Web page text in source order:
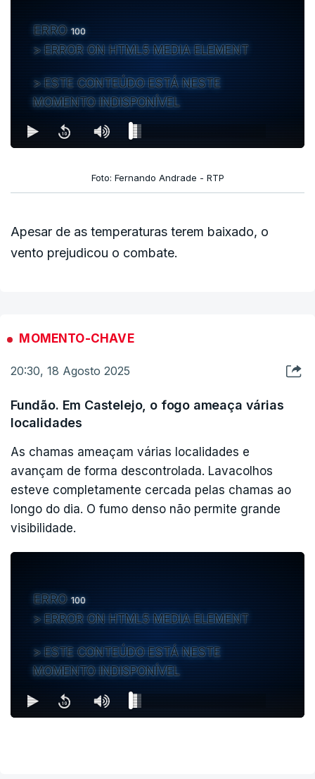
ERRO100
ERROR ON HTML5 MEDIA ELEMENT
ESTE CONTEÚDO ESTÁ NESTE
MOMENTO INDISPONÍVEL
Foto: Fernando Andrade - RTP
Apesar de as temperaturas terem baixado, o
vento prejudicou o combate.
MOMENTO-CHAVE
20:30, 18 Agosto 2025
Fundão. Em Castelejo, o fogo ameaça várias
localidades
As chamas ameaçam várias localidades e
avançam de forma descontrolada. Lavacolhos
esteve completamente cercada pelas chamas ao
longo do dia. O fumo denso não permite grande
visibilidade.
ERRO100
ERROR ON HTML5 MEDIA ELEMENT
ESTE CONTEÚDO ESTÁ NESTE
MOMENTO INDISPONÍVEL